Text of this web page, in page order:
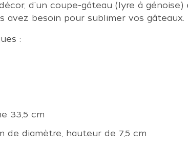
d'un coupe-gâteau (lyre à
avez besoin pour sublimer vos gâteaux.
:
33,5 cm
de diamètre, hauteur de 7,5 cm